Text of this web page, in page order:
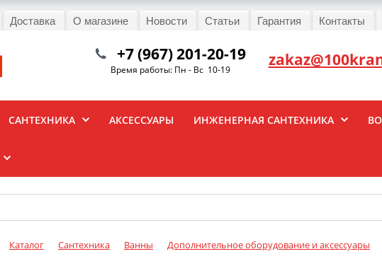
Доставка О магазине Новости Статьи Гарантия Контакты
+7 (967) 201-20-19
Время работы: Пн - Вс 10-19
САНТЕХНИКА АКСЕССУАРЫ ИНЖЕНЕРНАЯ САНТЕХНИКА
Каталог Сантехника Ванны Дополнительное оборудование и аксессуары